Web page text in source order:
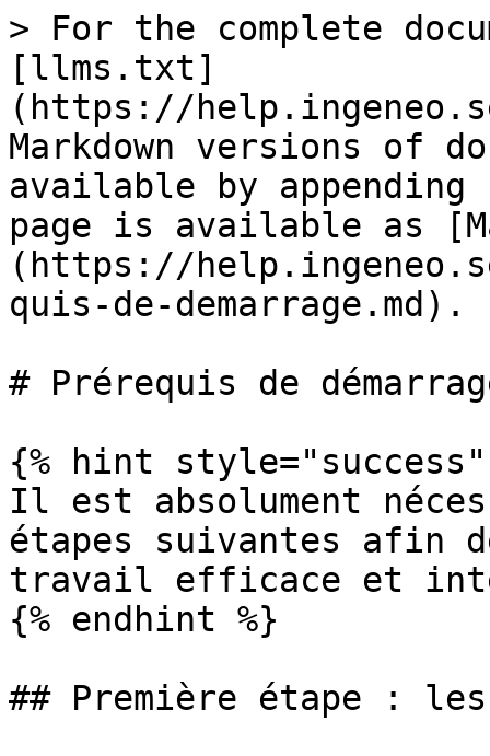
> For the complete
[llms.txt]
(https://
Markdown versions of
available by
page is available as
(https://
quis-de-demarrage.md).
# Prérequis de
{% hint style="success"
Il est absolument
étapes suivantes afin
travail efficace et
{% endhint %}
## Première étape : les